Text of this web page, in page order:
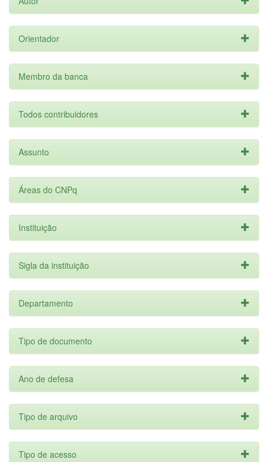
Orientador
Membro da banca
Todos contribuidores
Assunto
Áreas do CNPq
Instituição
Sigla da instituição
Departamento
Tipo de documento
Ano de defesa
Tipo de arquivo
Tipo de acesso